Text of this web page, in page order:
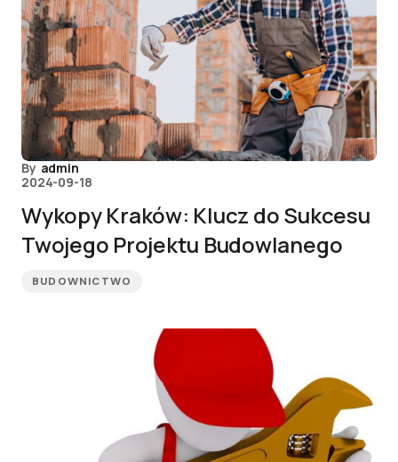
By admin
2024-09-18
Wykopy Kraków: Klucz do Sukcesu
Twojego Projektu Budowlanego
BUDOWNICTWO